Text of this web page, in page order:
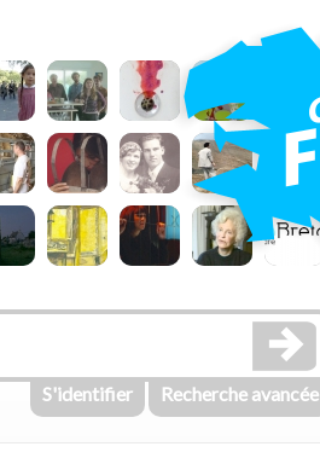
S'identifier Recherche avancée